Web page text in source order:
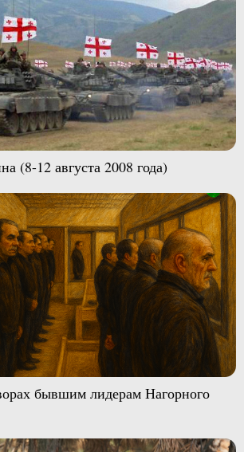
(8-12 августа 2008 года)
бывшим лидерам Нагорного